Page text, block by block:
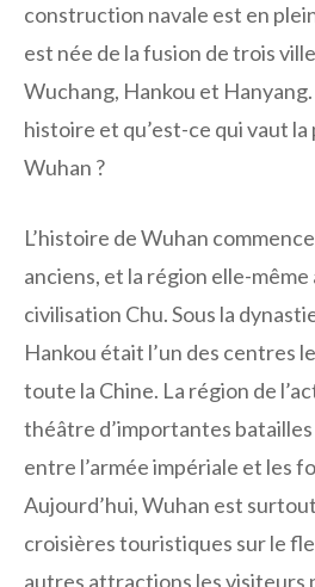
construction navale est en
est née de la fusion de trois
Wuchang, Hankou et
histoire et qu’est-ce qui vaut la
Wuhan ?
L’histoire de Wuhan
anciens, et la région elle-même
civilisation Chu. Sous la
Hankou était l’un des centres
toute la Chine. La région de
théâtre d’importantes
entre l’armée impériale et les
Aujourd’hui, Wuhan est
croisières touristiques sur le
autres attractions les